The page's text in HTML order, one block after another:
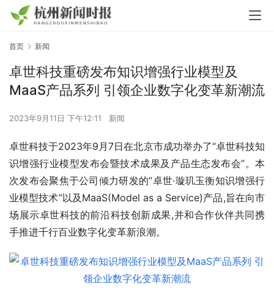
首页 新闻
卓世科技重磅发布知识增强行业模型及
MaaS产品系列 引领企业数字化变革新潮流
2023年9月11日 下午12:11 新闻
卓世科技于2023年9月7日在北京市成功举办了“卓世科技知
识增强行业模型发布会暨技术成果及产品生态发布会”。本
次发布会聚焦于公司倾力研发的“卓世·璇玑玉衡知识增强行
业模型技术”以及MaaS(Model as a Service)产品,旨在向市
场展示卓世科技的前沿科技创新成果,并和合作伙伴共同携
手推进千行百业数字化变革新浪潮。